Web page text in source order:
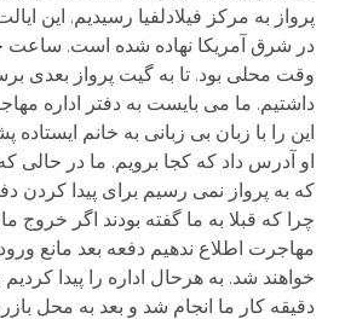
پرواز به مرکز فیلادلفیا رسیدیم. این
در شرق آمریکا نهاده شده است. ساعت
وقت محلی بود. تا به گیت پرواز بعدی
داشتیم. ما می بایست به دفتر اداره
این را با زبان بی زبانی به خانم
او آدرس داد که کجا برویم. ما در حالی که
که به پرواز نمی رسیم برای پیدا کردن
چرا که قبلا به ما گفته بودند اگر خروج
مهاجرت اطلاع ندهیم دفعه بعد مانع
خواهند شد. به هرحال اداره را پیدا
دقیقه کار ما انجام شد و بعد به محل